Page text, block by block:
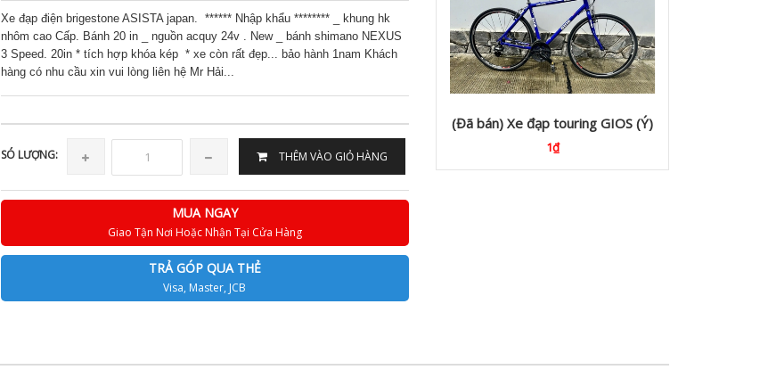
Xe đạp điện brigestone ASISTA japan. ****** Nhập khẩu ******** _ khung hk
nhôm cao Cấp. Bánh 20 in _ nguồn acquy 24v . New _ bánh shimano NEXUS
3 Speed. 20in * tích hợp khóa kép * xe còn rất đẹp... bảo hành 1nam Khách
hàng có nhu cầu xin vui lòng liên hệ Mr Hải...
SÓ LƯỢNG: THÊM VÀO GIỎ HÀNG
MUA NGAY
Giao Tận Nơi Hoặc Nhận Tại Cửa Hàng
TRẢ GÓP QUA THẺ
Visa, Master, JCB
(Đã bán) Xe đạp touring GIOS (Ý)
1₫